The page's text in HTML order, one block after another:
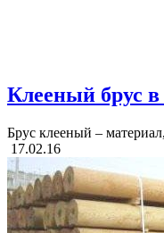
Клееный брус
Брус клееный –
17.02.16